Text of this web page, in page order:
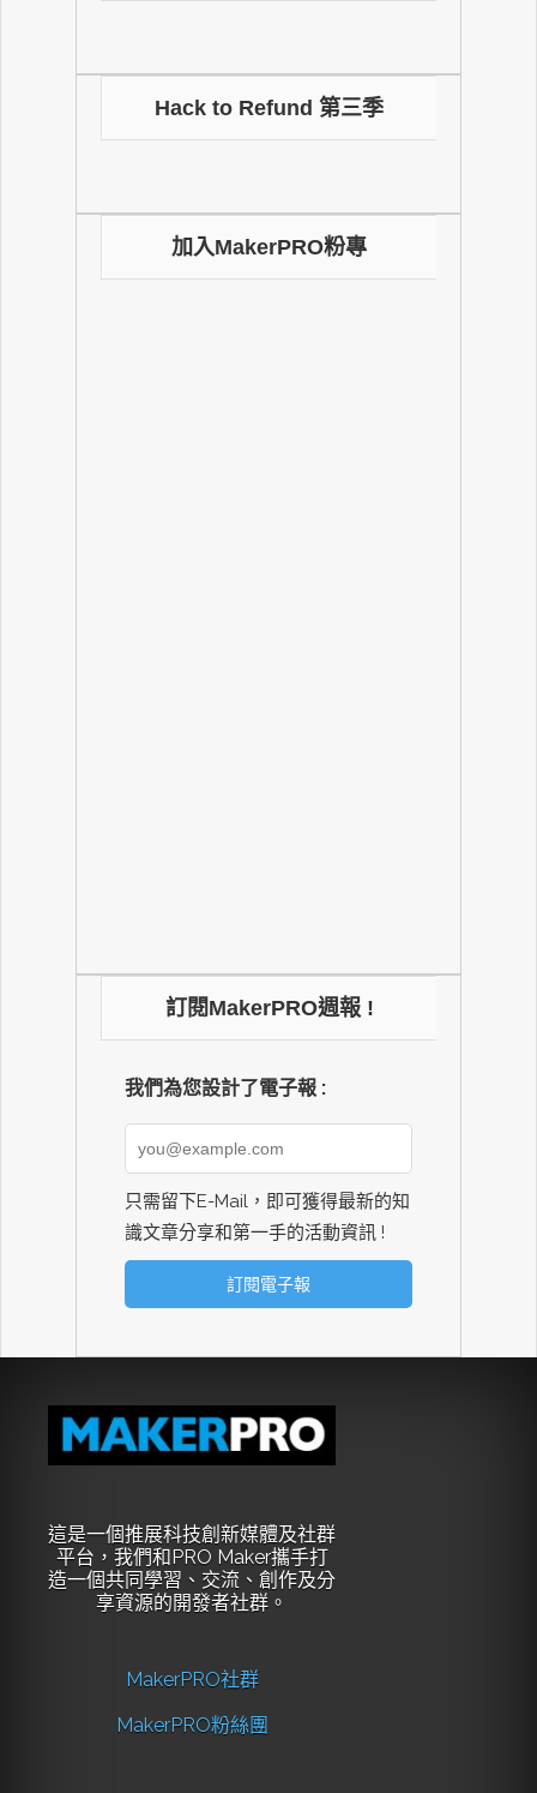
Hack to Refund 第三季
加入MakerPRO粉專
訂閱MakerPRO週報 !
我們為您設計了電子報 :
只需留下E-Mail，即可獲得最新的知
識文章分享和第一手的活動資訊 !
這是一個推展科技創新媒體及社群
平台，我們和PRO Maker攜手打
造一個共同學習、交流、創作及分
享資源的開發者社群。
MakerPRO社群
MakerPRO粉絲團